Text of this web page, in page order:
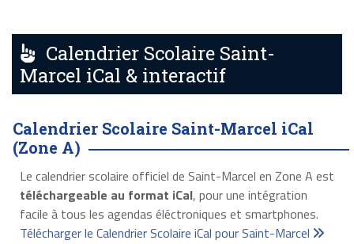
Calendrier Scolaire Saint-
Marcel iCal & interactif
Calendrier Scolaire Saint-Marcel iCal
(Zone A)
Le calendrier scolaire officiel de Saint-Marcel en Zone A est
téléchargeable au format iCal, pour une intégration
facile à tous les agendas éléctroniques et smartphones.
Télécharger le Calendrier Scolaire iCal pour Saint-Marcel